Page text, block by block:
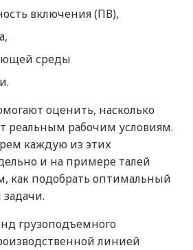
включения (ПВ),
среды
оценить, насколько
реальным рабочим условиям.
каждую из этих
и на примере талей
как подобрать оптимальный
грузоподъемного
линией